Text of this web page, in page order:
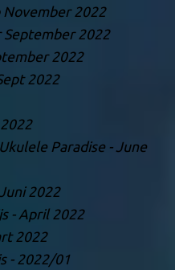
November 2022
September 2022
2022
2022
Paradise - June
2022
- April 2022
2022
- 2022/01